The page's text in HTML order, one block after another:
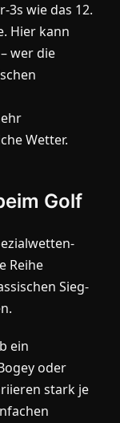
3s wie das 12.
Hier kann
wer die
Wetter.
Golf
Reihe
Sieg-
ein
oder
stark je